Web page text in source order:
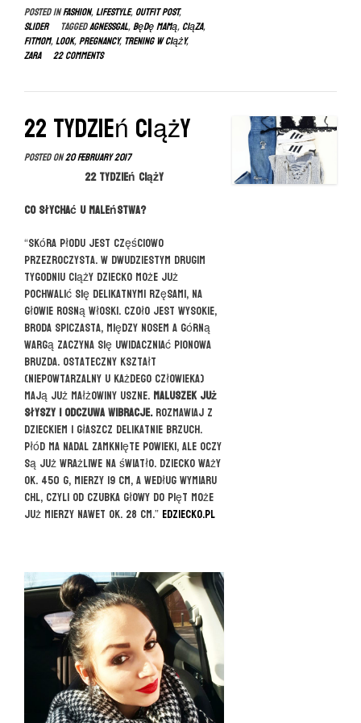
ciąży
=
FIT
Posted inFASHION,LIFESTYLE,OUTFIT POST,
slider
Taggedagnessgal,będę mamą,ciąza,
fitmom,look,pregnancy,trening w ciąży,
zara
22 Comments
22 tydzień ciąży
Posted on20 February 2017
22 tydzień ciąży
Co słychać u maleństwa?
“Skóra płodu jest częściowo
przezroczysta. W dwudziestym drugim
tygodniu ciąży dziecko może już
pochwalić się delikatnymi rzęsami, na
głowie rosną włoski. Czoło jest wysokie,
broda spiczasta, między nosem a górną
wargą zaczyna się uwidaczniać pionowa
bruzda. Ostateczny kształt
(niepowtarzalny u każdego człowieka)
mają już małżowiny uszne. Maluszek już
słyszy i odczuwa wibracje.Rozmawiaj z
dzieckiem i głaszcz delikatnie brzuch.
Płód ma nadal zamknięte powieki, ale oczy
są już wrażliwe na światło. Dziecko waży
ok. 450 g, mierzy 19 cm, a według wymiaru
CHL, czyli od czubka głowy do pięt może
już mierzy nawet ok. 28 cm.” eDziecko.pl